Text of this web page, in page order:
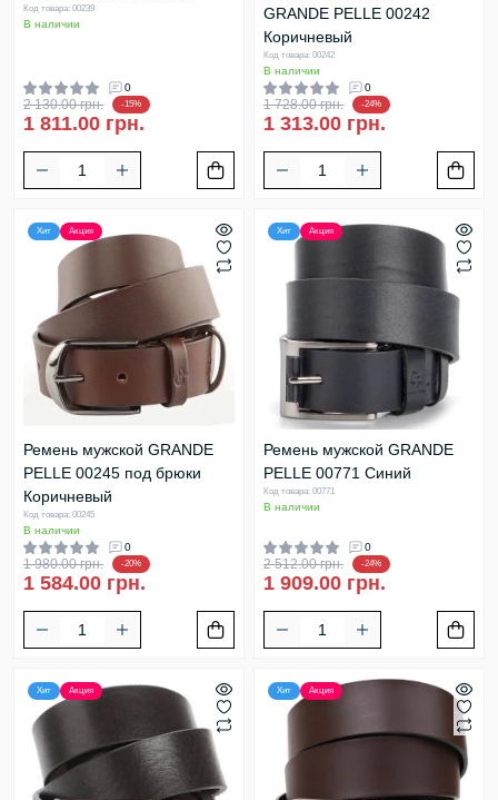
Код товара: 00239
В наличии
0
2 130.00 грн. -15%
1 811.00 грн.
GRANDE PELLE 00242
Коричневый
Код товара: 00242
В наличии
0
1 728.00 грн. -24%
1 313.00 грн.
Хит Акция
Ремень мужской GRANDE
PELLE 00245 под брюки
Коричневый
Код товара: 00245
В наличии
0
1 980.00 грн. -20%
1 584.00 грн.
Хит Акция
Ремень мужской GRANDE
PELLE 00771 Синий
Код товара: 00771
В наличии
0
2 512.00 грн. -24%
1 909.00 грн.
Хит Акция Хит Акция